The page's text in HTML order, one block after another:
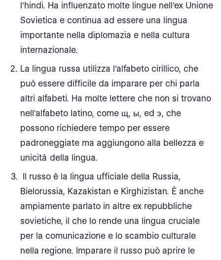
l'hindi. Ha influenzato molte lingue nell'ex Unione
Sovietica e continua ad essere una lingua
importante nella diplomazia e nella cultura
internazionale.
La lingua russa utilizza l'alfabeto cirillico, che
può essere difficile da imparare per chi parla
altri alfabeti. Ha molte lettere che non si trovano
nell'alfabeto latino, come щ, ы, ed э, che
possono richiedere tempo per essere
padroneggiate ma aggiungono alla bellezza e
unicità della lingua.
Il russo è la lingua ufficiale della Russia,
Bielorussia, Kazakistan e Kirghizistan. È anche
ampiamente parlato in altre ex repubbliche
sovietiche, il che lo rende una lingua cruciale
per la comunicazione e lo scambio culturale
nella regione. Imparare il russo può aprire le